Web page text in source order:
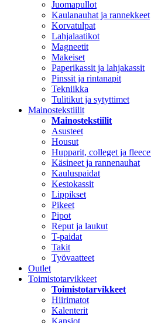
Juomapullot
Kaulanauhat ja rannekkeet
Korvatulpat
Lahjalaatikot
Magneetit
Makeiset
Paperikassit ja lahjakassit
Pinssit ja rintanapit
Tekniikka
Tulitikut ja sytyttimet
Mainostekstiilit
Mainostekstiilit
Asusteet
Housut
Hupparit, colleget ja
Käsineet ja rannenauhat
Kauluspaidat
Kestokassit
Lippikset
Pikeet
Pipot
Reput ja laukut
T-paidat
Takit
Työvaatteet
Outlet
Toimistotarvikkeet
Toimistotarvikkeet
Hiirimatot
Kalenterit
Kansiot